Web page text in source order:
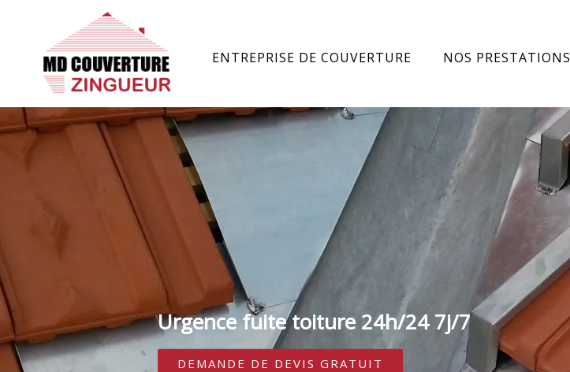
ENTREPRISE DE COUVERTURE NOS PRESTATIONS
Urgence fuite toiture 24h/24 7j/7
DEMANDE DE DEVIS GRATUIT